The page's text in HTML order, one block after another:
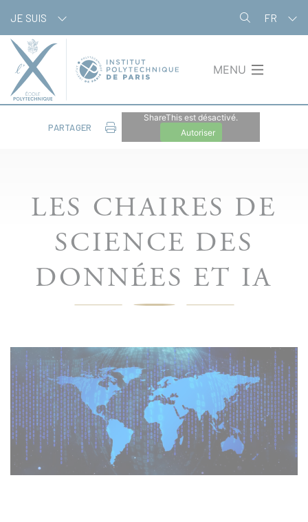
au
contenu
principal
JE SUIS FR
MENU
PARTAGER
ShareThis est désactivé.
Autoriser
LES CHAIRES DE
SCIENCE DES
DONNÉES ET IA